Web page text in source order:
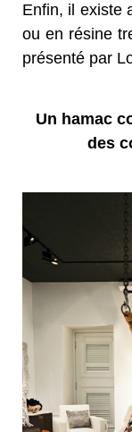
Enfin, il existe
ou en résine
présenté par
Un hamac
des